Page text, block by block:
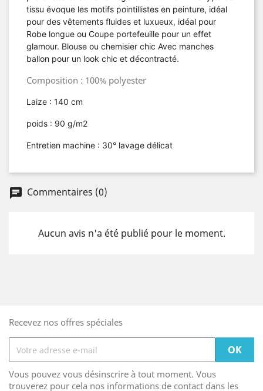
tissu évoque les motifs pointillistes en peinture, idéal
pour des vêtements fluides et luxueux, idéal pour
Robe longue ou Coupe portefeuille pour un effet
glamour. Blouse ou chemisier chic Avec manches
ballon pour un look chic et décontracté.
Composition : 100% polyester
Laize : 140 cm
poids : 90 g/m2
Entretien machine : 30° lavage délicat
Commentaires (0)
Aucun avis n'a été publié pour le moment.
Recevez nos offres spéciales
Vous pouvez vous désinscrire à tout moment. Vous
trouverez pour cela nos informations de contact dans les